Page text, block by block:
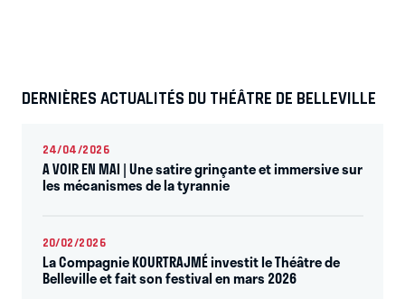
DERNIÈRES ACTUALITÉS DU THÉÂTRE DE BELLEVILLE
24/04/2026
A VOIR EN MAI | Une satire grinçante et immersive sur
les mécanismes de la tyrannie
20/02/2026
La Compagnie KOURTRAJMÉ investit le Théâtre de
Belleville et fait son festival en mars 2026